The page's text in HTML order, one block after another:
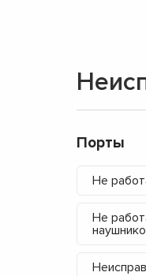
Порты
Не
Не